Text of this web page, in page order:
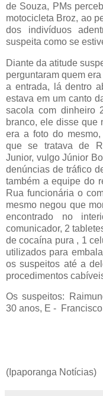
de Souza, PMs
motocicleta Broz, ao
dos indivíduos
suspeita como se
Diante da atitude
perguntaram quem
a entrada, lá dentro
estava em um canto
sacola com dinheiro
branco, ele disse que
era a foto do
que se tratava de
Junior, vulgo Júnior
denúncias de tráfico
também a equipe do
Rua funcionária o
mesmo negou que
encontrado no
comunicador, 2
de cocaína pura , 1
utilizados para
os suspeitos até a
procedimentos
Os suspeitos:
30 anos, E -
(Ipaporanga Notícias)